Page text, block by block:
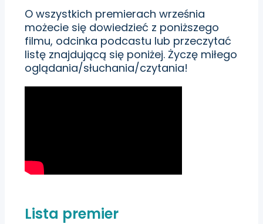
O wszystkich premierach września
możecie się dowiedzieć z poniższego
filmu, odcinka podcastu lub przeczytać
listę znajdującą się poniżej. Życzę miłego
oglądania/słuchania/czytania!
Lista premier